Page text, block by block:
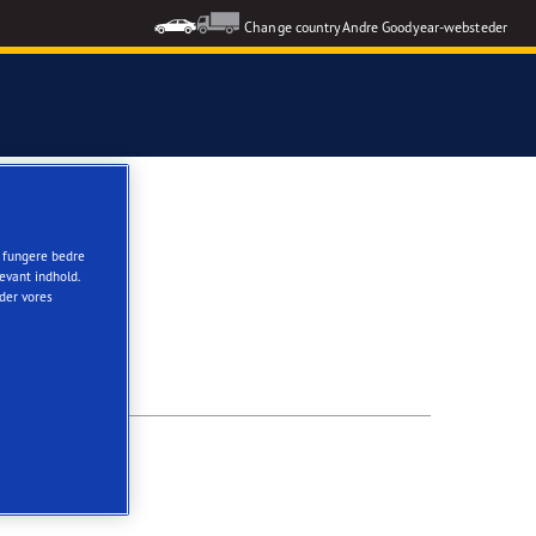
Change countryAndre Goodyear-websteder
bedre
indhold.
vores